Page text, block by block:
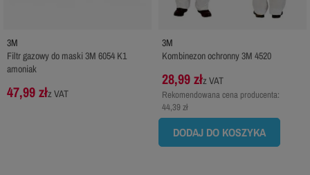
3M
Filtr gazowy do maski 3M 6054 K1
amoniak
47,99 złz VAT
3M
Kombinezon ochronny 3M 4520
28,99 złz VAT
Rekomendowana cena producenta:
44,39 zł
DODAJ DO KOSZYKA